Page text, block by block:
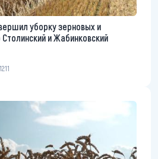
уборку зерновых и
и Жабинковский